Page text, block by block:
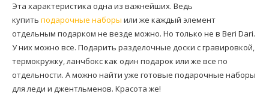
Эта характеристика одна из важнейших. Ведь
купить подарочные наборы или же каждый элемент
отдельным подарком не везде можно. Но только не в Beri Dari.
У них можно все. Подарить разделочные доски с гравировкой,
термокружку, ланчбокс как один подарок или же все по
отдельности. А можно найти уже готовые подарочные наборы
для леди и джентльменов. Красота же!